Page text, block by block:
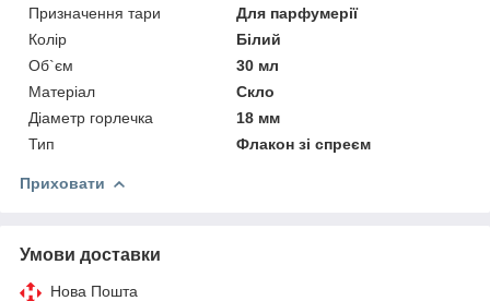
Призначення тари
Для парфумерії
Колір
Білий
Об`єм
30 мл
Матеріал
Скло
Діаметр горлечка
18 мм
Тип
Флакон зі спреєм
Приховати
Умови доставки
Нова Пошта